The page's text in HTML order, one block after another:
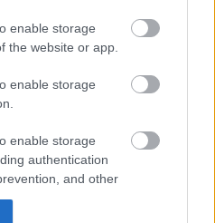
enable storage
the website or app.
enable storage
enable storage
authentication
and other
ad okot
napja - július 30-ra
az emberiség a Föld egész
erőforrásait